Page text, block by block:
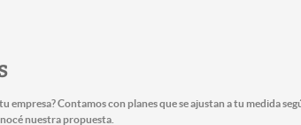
empresa? Contamos con planes que se ajustan a tu medida
nuestra propuesta.